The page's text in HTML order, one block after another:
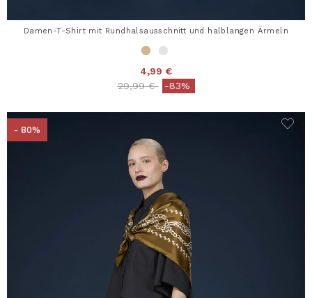
Damen-T-Shirt mit Rundhalsausschnitt und halblangen Ärmeln
4,99 €
Price reduced from
29,99 €to-83%
- 80%